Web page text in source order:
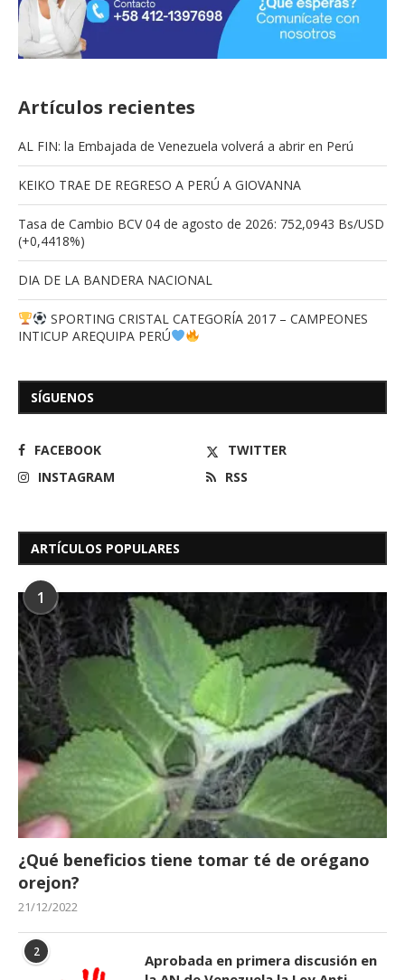
Presentado Proyecto Comunicacional por
21/09/2025
Normas Legales deben cumplir Motorizados
según INTT
17/09/2025
Artículos recientes
AL FIN: la Embajada de Venezuela volverá a abrir en Perú
KEIKO TRAE DE REGRESO A PERÚ A GIOVANNA
Tasa de Cambio BCV 04 de agosto de 2026: 752,0943 Bs/USD
(+0,4418%)
DIA DE LA BANDERA NACIONAL
SPORTING CRISTAL CATEGORÍA 2017 – CAMPEONES
INTICUP AREQUIPA PERÚ
SÍGUENOS
FACEBOOK
TWITTER
INSTAGRAM
RSS
ARTÍCULOS POPULARES
1
¿Qué beneficios tiene tomar té de orégano
orejon?
21/12/2022
2
Aprobada en primera discusión en